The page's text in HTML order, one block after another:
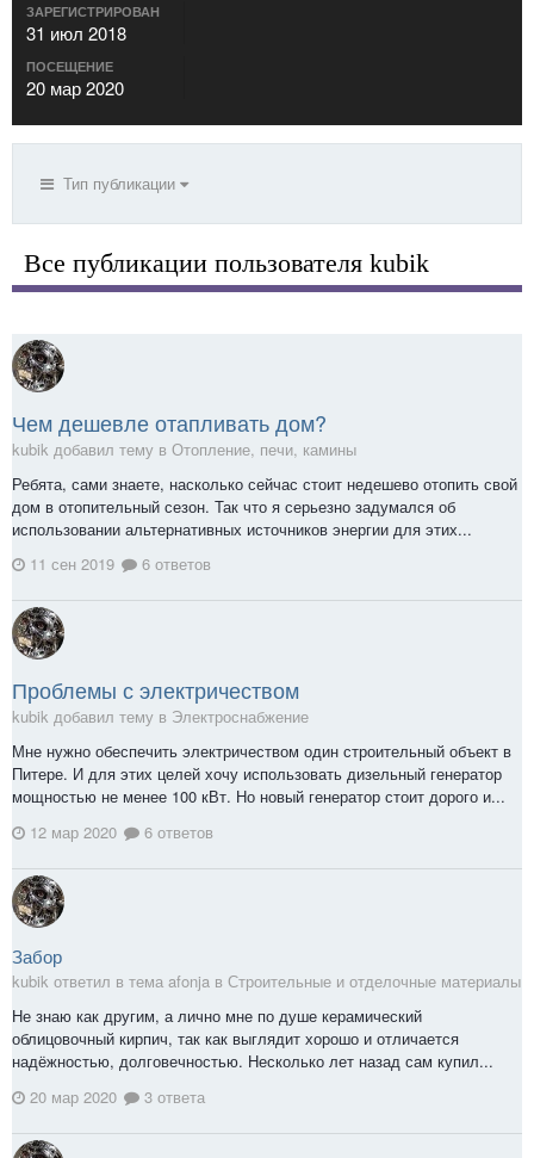
ЗАРЕГИСТРИРОВАН
31 июл 2018
ПОСЕЩЕНИЕ
20 мар 2020
Тип публикации
Все публикации пользователя kubik
Чем дешевле отапливать дом?
kubik добавил тему в Отопление, печи, камины
Ребята, сами знаете, насколько сейчас стоит недешево отопить свой
дом в отопительный сезон. Так что я серьезно задумался об
использовании альтернативных источников энергии для этих...
11 сен 2019
6 ответов
Проблемы с электричеством
kubik добавил тему в Электроснабжение
Мне нужно обеспечить электричеством один строительный объект в
Питере. И для этих целей хочу использовать дизельный генератор
мощностью не менее 100 кВт. Но новый генератор стоит дорого и...
12 мар 2020
6 ответов
Забор
kubik ответил в тема afonja в Строительные и отделочные материалы
Не знаю как другим, а лично мне по душе керамический
облицовочный кирпич, так как выглядит хорошо и отличается
надёжностью, долговечностью. Несколько лет назад сам купил...
20 мар 2020
3 ответа